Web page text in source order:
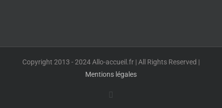
Copyright 2013 - 2024 Allo-accueil.fr | All Rights Reserved |
Mentions légales